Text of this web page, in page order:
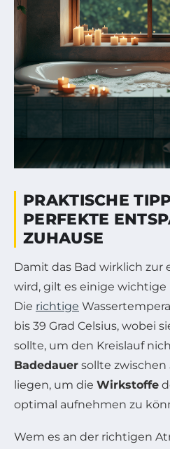
PRAKTISCHE
PERFEKTE
ZUHAUSE
Damit das Bad wirklich zur
wird, gilt es einige
Die richtige
bis 39 Grad Celsius, wobei
sollte, um den Kreislauf
Badedauer sollte
liegen, um die Wirkstoffe
optimal aufnehmen zu
Wem es an der richtigen